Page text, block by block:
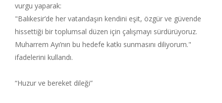
vurgu yaparak:
"Balıkesir’de her vatandaşın kendini eşit, özgür ve güvende
hissettiği bir toplumsal düzen için çalışmayı sürdürüyoruz.
Muharrem Ayı’nın bu hedefe katkı sunmasını diliyorum."
ifadelerini kullandı.
“Huzur ve bereket dileği”